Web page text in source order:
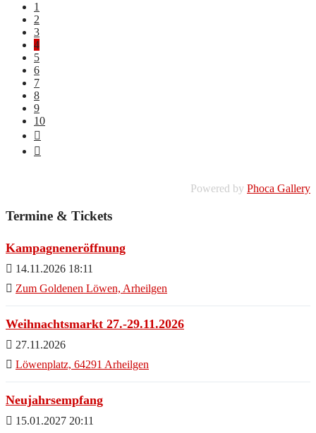
1
2
3
4
5
6
7
8
9
10
Powered by Phoca Gallery
Termine & Tickets
Kampagneneröffnung
14.11.2026 18:11
Zum Goldenen Löwen, Arheilgen
Weihnachtsmarkt 27.-29.11.2026
27.11.2026
Löwenplatz, 64291 Arheilgen
Neujahrsempfang
15.01.2027 20:11